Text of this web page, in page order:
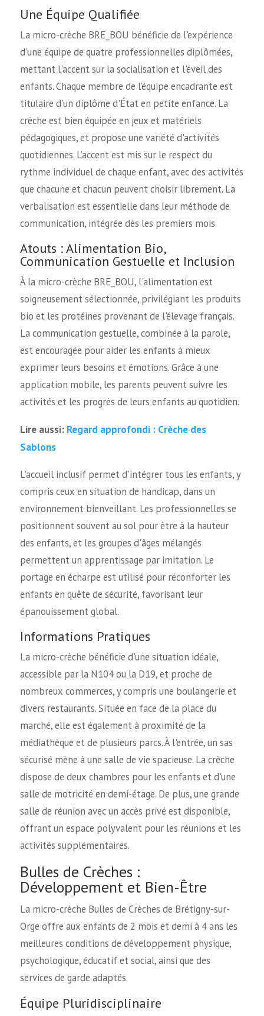
Une Équipe Qualifiée
La micro-crèche BRE_BOU bénéficie de l'expérience
d'une équipe de quatre professionnelles diplômées,
mettant l'accent sur la socialisation et l'éveil des
enfants. Chaque membre de l’équipe encadrante est
titulaire d'un diplôme d'État en petite enfance. La
crèche est bien équipée en jeux et matériels
pédagogiques, et propose une variété d'activités
quotidiennes. L’accent est mis sur le respect du
rythme individuel de chaque enfant, avec des activités
que chacune et chacun peuvent choisir librement. La
verbalisation est essentielle dans leur méthode de
communication, intégrée dès les premiers mois.
Atouts : Alimentation Bio,
Communication Gestuelle et Inclusion
À la micro-crèche BRE_BOU, l'alimentation est
soigneusement sélectionnée, privilégiant les produits
bio et les protéines provenant de l'élevage français.
La communication gestuelle, combinée à la parole,
est encouragée pour aider les enfants à mieux
exprimer leurs besoins et émotions. Grâce à une
application mobile, les parents peuvent suivre les
activités et les progrès de leurs enfants au quotidien.
Lire aussi: Regard approfondi : Crèche des
Sablons
L'accueil inclusif permet d'intégrer tous les enfants, y
compris ceux en situation de handicap, dans un
environnement bienveillant. Les professionnelles se
positionnent souvent au sol pour être à la hauteur
des enfants, et les groupes d'âges mélangés
permettent un apprentissage par imitation. Le
portage en écharpe est utilisé pour réconforter les
enfants en quête de sécurité, favorisant leur
épanouissement global.
Informations Pratiques
La micro-crèche bénéficie d'une situation idéale,
accessible par la N104 ou la D19, et proche de
nombreux commerces, y compris une boulangerie et
divers restaurants. Située en face de la place du
marché, elle est également à proximité de la
médiathèque et de plusieurs parcs. À l'entrée, un sas
sécurisé mène à une salle de vie spacieuse. La crèche
dispose de deux chambres pour les enfants et d'une
salle de motricité en demi-étage. De plus, une grande
salle de réunion avec un accès privé est disponible,
offrant un espace polyvalent pour les réunions et les
activités supplémentaires.
Bulles de Crèches :
Développement et Bien-Être
La micro-crèche Bulles de Crèches de Brétigny-sur-
Orge offre aux enfants de 2 mois et demi à 4 ans les
meilleures conditions de développement physique,
psychologique, éducatif et social, ainsi que des
services de garde adaptés.
Équipe Pluridisciplinaire